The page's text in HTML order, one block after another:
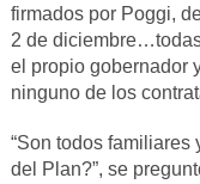
firmados por Poggi,
2 de
el propio gobernador
ninguno de los
“Son todos
del Plan?”, se